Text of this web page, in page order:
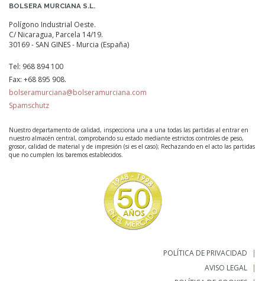
BOLSERA MURCIANA S.L.
Polígono Industrial Oeste.
C/ Nicaragua, Parcela 14/19.
30169 - SAN GINES - Murcia (España)
Tel: 968 894 100
Fax: +68 895 908.
bolseramurciana@bolseramurciana.com
Spamschutz
Nuestro departamento de calidad, inspecciona una a una todas las partidas al entrar en
nuestro almacén central, comprobando su estado mediante estrictos controles de peso,
grosor, calidad de material y de impresión (si es el caso); Rechazando en el acto las partidas
que no cumplen los baremos establecidos.
POLÍTICA DE PRIVACIDAD
AVISO LEGAL